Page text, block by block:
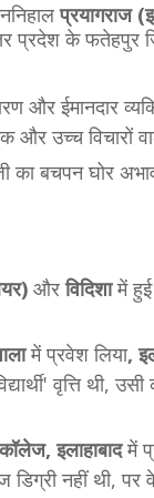
प्रयागराज
प्रदेश के फतेहपुर
और ईमानदार
और उच्च विचारों
का बचपन घोर
औरविदिशामें
में प्रवेश लिया,
वृत्ति थी,
इलाहाबादमें
नहीं थी,